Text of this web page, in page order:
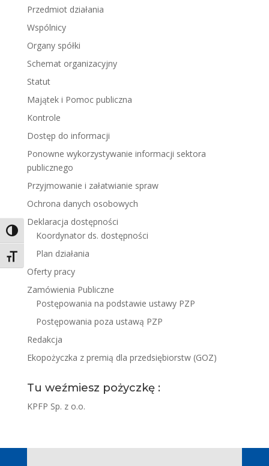
Toggle High Contrast
Toggle Font size
Przedmiot działania
Wspólnicy
Organy spółki
Schemat organizacyjny
Statut
Majątek i Pomoc publiczna
Kontrole
Dostęp do informacji
Ponowne wykorzystywanie informacji sektora
publicznego
Przyjmowanie i załatwianie spraw
Ochrona danych osobowych
Deklaracja dostępności
Koordynator ds. dostępności
Plan działania
Oferty pracy
Zamówienia Publiczne
Postępowania na podstawie ustawy PZP
Postępowania poza ustawą PZP
Redakcja
Ekopożyczka z premią dla przedsiębiorstw (GOZ)
Tu weźmiesz pożyczkę :
KPFP Sp. z o.o.